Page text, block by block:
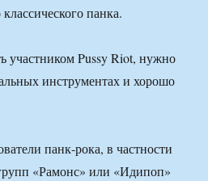
панка.
участником Pussy Riot, нужно
инструментах и хорошо
панк-рока, в частности
«Рамонс» или «Идипоп»